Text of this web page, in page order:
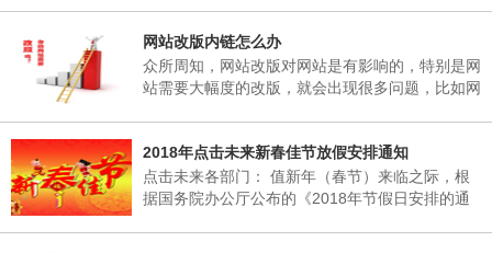
个方...
收益。那么，怎样设计网站更能突出企业形象呢?
网站改版内链怎么办
众所周知，网站改版对网站是有影响的，特别是网
站需要大幅度的改版，就会出现很多问题，比如网
的URL，如果URL更改了，相当于重新做了一个网
站。
2018年点击未来新春佳节放假安排通知
点击未来各部门： 值新年（春节）来临之际，根
据国务院办公厅公布的《2018年节假日安排的通